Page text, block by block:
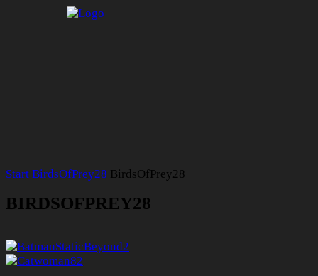
Start BirdsOfPrey28 BirdsOfPrey28
BIRDSOFPREY28